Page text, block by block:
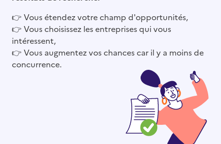
👉 Vous étendez votre champ d'opportunités,
👉 Vous choisissez les entreprises qui vous
intéressent,
👉 Vous augmentez vos chances car il y a moins de
concurrence.